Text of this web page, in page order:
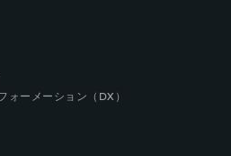
ォーメーション（DX）